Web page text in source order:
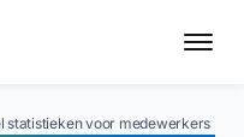
statistieken voor medewerkers